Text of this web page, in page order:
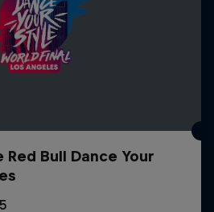
Red Bull Dance Your